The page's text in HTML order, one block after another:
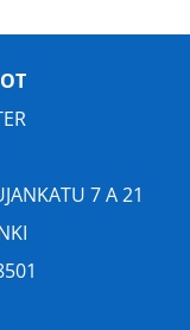
7 A 21